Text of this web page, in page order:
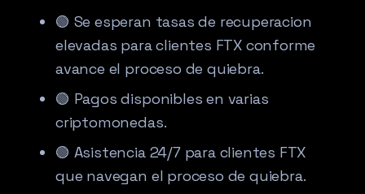
🟢 Se esperan tasas de recuperacion
elevadas para clientes FTX conforme
avance el proceso de quiebra.
🟢 Pagos disponibles en varias
criptomonedas.
🟢 Asistencia 24/7 para clientes FTX
que navegan el proceso de quiebra.